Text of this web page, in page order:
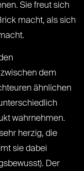
Sie freut sich
macht, als sich
dem
ähnlichen
wahrnehmen.
herzig, die
sie dabei
Der